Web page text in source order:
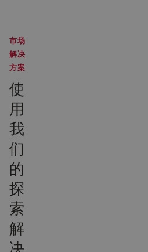
市场
解决
方案
使
用
我
们
的
探
索
解
决